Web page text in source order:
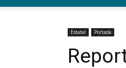
Estatal Portada